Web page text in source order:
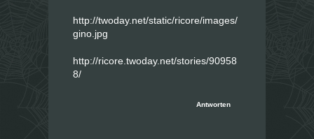
http://twoday.net/static/ricore/images/
gino.jpg
http://ricore.twoday.net/stories/90958
8/
Antworten